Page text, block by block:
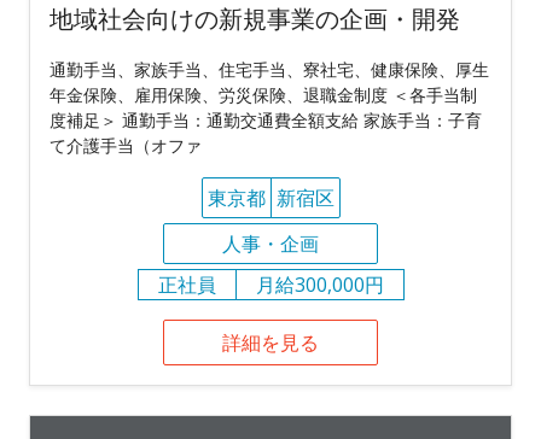
地域社会向けの新規事業の企画・開発
通勤手当、家族手当、住宅手当、寮社宅、健康保険、厚生
年金保険、雇用保険、労災保険、退職金制度 ＜各手当制
度補足＞ 通勤手当：通勤交通費全額支給 家族手当：子育
て介護手当（オファ
東京都 新宿区
人事・企画
正社員
月給300,000円
詳細を見る